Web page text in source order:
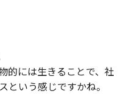
的には生きることで、社
という感じですかね。